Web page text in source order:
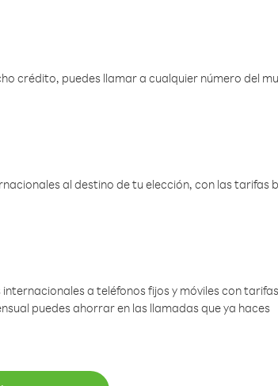
crédito, puedes llamar a cualquier número del
al destino de tu elección, con las tarifas
a teléfonos fijos y móviles con tarifas
puedes ahorrar en las llamadas que ya haces